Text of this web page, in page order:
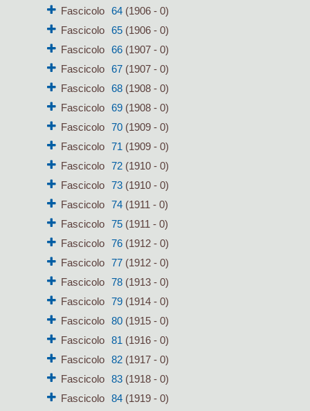
Fascicolo 64(1906 - 0)
Fascicolo
65(1906 - 0)
Fascicolo
66(1907 - 0)
Fascicolo
67(1907 - 0)
Fascicolo
68(1908 - 0)
Fascicolo
69(1908 - 0)
Fascicolo
70(1909 - 0)
Fascicolo
71 (1909 - 0)
Fascicolo
72(1910 - 0)
Fascicolo
73(1910 - 0)
Fascicolo
74(1911 - 0)
Fascicolo
75(1911 - 0)
Fascicolo
76(1912 - 0)
Fascicolo
77(1912 - 0)
Fascicolo
78(1913 - 0)
Fascicolo
79(1914 - 0)
Fascicolo
80(1915 - 0)
Fascicolo
81 (1916 - 0)
Fascicolo
82(1917 - 0)
Fascicolo
83(1918 - 0)
Fascicolo
84(1919 - 0)